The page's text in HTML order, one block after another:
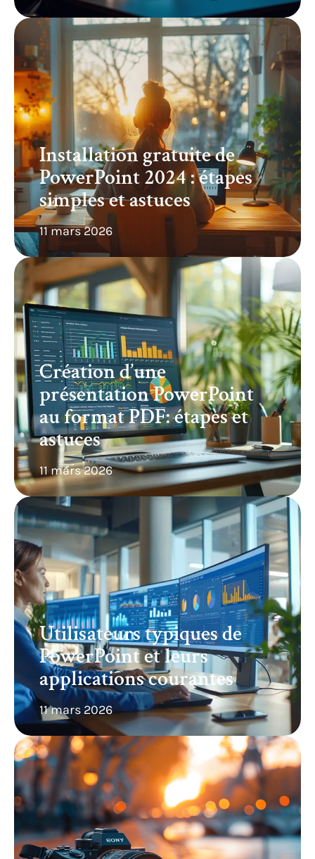
Installation gratuite de
PowerPoint 2024 : étapes
simples et astuces
11 mars 2026
Création d’une
présentation PowerPoint
au format PDF: étapes et
astuces
11 mars 2026
Utilisateurs typiques de
PowerPoint et leurs
applications courantes
11 mars 2026